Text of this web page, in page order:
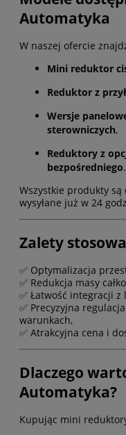
Automatyka
W naszej ofercie
Mini reduktor
Reduktor z
Wersje
sterowniczych,
Reduktory z
bezpośredniego.
Wszystkie produkty
wysyłane już w 24
Zalety
✅ Optymalizacja
✅ Redukcja masy
✅ Łatwość integracji
✅ Precyzyjna
warunkach,
✅ Atrakcyjna cena i
Dlaczego
Automatyka?
Kupując mini